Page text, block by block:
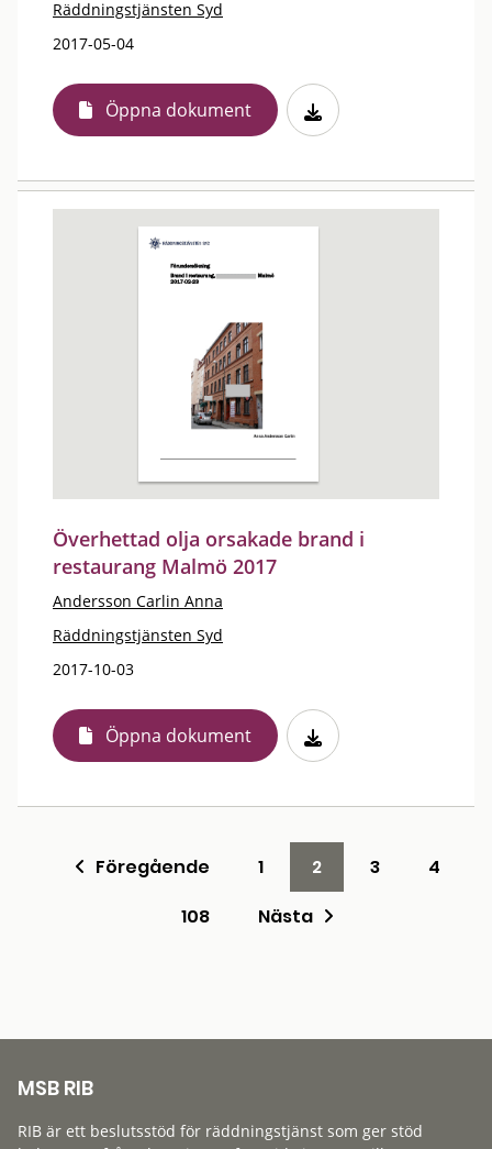
Räddningstjänsten Syd
2017-05-04
Öppna dokument
Överhettad olja orsakade brand i
restaurang Malmö 2017
Andersson Carlin Anna
Räddningstjänsten Syd
2017-10-03
Öppna dokument
Föregående 1 2 3
4
108
Nästa
MSB RIB
RIB är ett beslutsstöd för räddningstjänst som ger stöd